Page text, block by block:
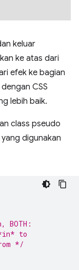
keluar
ke atas dari
efek ke bagian
CSS
lebih baik.
class pseudo
yang digunakan
BOTH:
to
*/